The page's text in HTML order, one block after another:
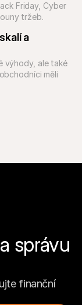
Friday, Cyber
tržeb.
a
výhody, ale také
měli
správu
finanční